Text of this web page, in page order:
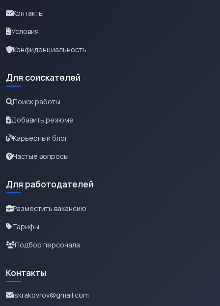
Контакты
Условия
Конфиденциальность
Для соискателей
Поиск работы
Добавить резюме
Карьерный блог
Частые вопросы
Для работодателей
Разместить вакансию
Тарифы
Подбор персонала
Контакты
iskrakovrov@gmail.com